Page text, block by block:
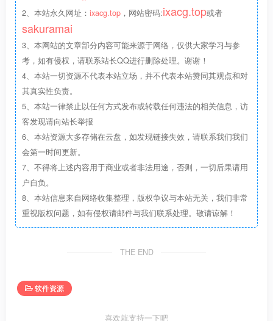
或无赠送，与注册赠送积分互不影响
10. 卡密充值修改字段，不需要再输入卡号+卡密的方式进行
充值，只需要卡号即可充值，卡密兑换后直接升级至VIP
11. 模板整体弹窗提示更换，使用更好美观的layer弹窗提示
12. 可添加播放前广告
13. 可添加播放器暂停广告
14. 可添加播放器右上角水印
15. 可添加前置视频广告，支持MP4及M3U8格式
2、本站永久网址： ixacg.top ，网站密码:ixacg.top或者
sakuramai
3、本网站的文章部分内容可能来源于网络，仅供大家学习与参
考，如有侵权，请联系站长QQ进行删除处理。谢谢！
4、本站一切资源不代表本站立场，并不代表本站赞同其观点和对
其真实性负责。
5、本站一律禁止以任何方式发布或转载任何违法的相关信息，访
客发现请向站长举报
6、本站资源大多存储在云盘，如发现链接失效，请联系我们我们
会第一时间更新。
7、不得将上述内容用于商业或者非法用途，否则，一切后果请用
户自负。
8、本站信息来自网络收集整理，版权争议与本站无关，我们非常
重视版权问题，如有侵权请邮件与我们联系处理。敬请谅解！
THE END
软件资源
喜欢就支持一下吧